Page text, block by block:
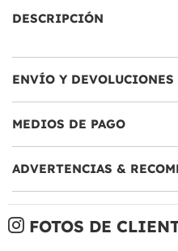
DESCRIPCIÓN
ENVÍO Y DEVOLUCIONES
MEDIOS DE PAGO
ADVERTENCIAS &
FOTOS DE